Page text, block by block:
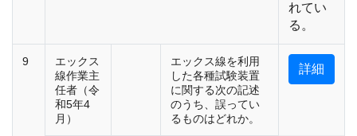
れてい
る。
9
エックス
線作業主
任者（令
和5年4
月）
エックス線を利用
した各種試験装置
に関する次の記述
のうち、誤ってい
るものはどれか。
詳細